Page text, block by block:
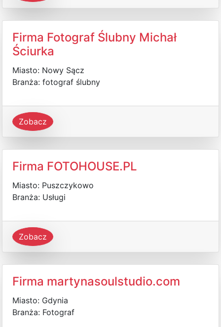
Firma Fotograf Ślubny Michał
Ściurka
Miasto: Nowy Sącz
Branża: fotograf ślubny
Zobacz
Firma FOTOHOUSE.PL
Miasto: Puszczykowo
Branża: Usługi
Zobacz
Firma martynasoulstudio.com
Miasto: Gdynia
Branża: Fotograf